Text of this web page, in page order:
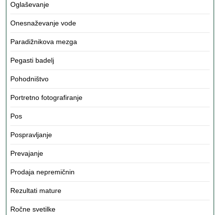
Oglaševanje
Onesnaževanje vode
Paradižnikova mezga
Pegasti badelj
Pohodništvo
Portretno fotografiranje
Pos
Pospravljanje
Prevajanje
Prodaja nepremičnin
Rezultati mature
Ročne svetilke